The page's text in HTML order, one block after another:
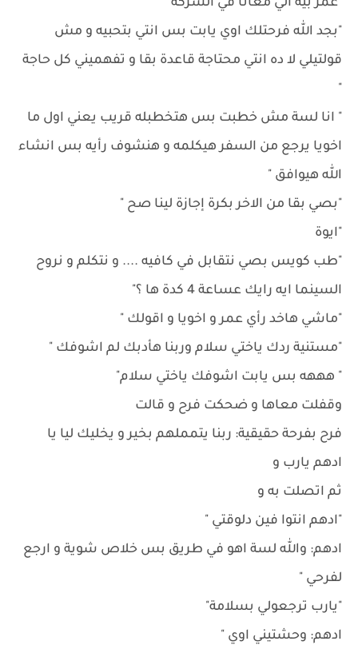
"عمر بيه الي معانا في الشركة "
"بجد الله فرحتلك اوي يابت بس انتي بتحبيه و مش
قولتيلي لا ده انتي محتاجة قاعدة بقا و تفهميني كل حاجة
"
" انا لسة مش خطبت بس هتخطبله قريب يعني اول ما
اخويا يرجع من السفر هيكلمه و هنشوف رأيه بس انشاء
الله هيوافق "
"بصي بقا من الاخر بكرة إجازة لينا صح "
"ايوة
"طب كويس بصي نتقابل في كافيه .... و نتكلم و نروح
السينما ايه رايك عساعة 4 كدة ها ؟"
"ماشي هاخد رأي عمر و اخويا و اقولك "
"مستنية ردك ياختي سلام وربنا هأدبك لم اشوفك "
" هههه بس يابت اشوفك ياختي سلام"
وقفلت معاها و ضحكت فرح و قالت
فرح بفرحة حقيقية: ربنا يتمملهم بخير و يخليك ليا يا
ادهم يارب و
ثم اتصلت به و
"ادهم انتوا فين دلوقتي "
ادهم: والله لسة اهو في طريق بس خلاص شوية و ارجع
لفرحي "
"يارب ترجعولي بسلامة"
ادهم: وحشتيني اوي "